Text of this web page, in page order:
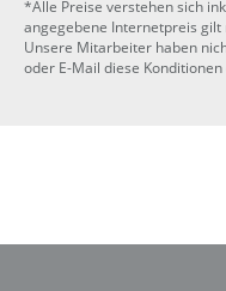
*Alle Preise verstehen sich
angegebene Internetpreis
Unsere Mitarbeiter haben
oder E-Mail diese